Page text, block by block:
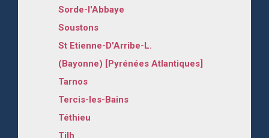
Sorde-l'Abbaye
Soustons
St Etienne-D'Arribe-L.
(Bayonne) [Pyrénées Atlantiques]
Tarnos
Tercis-les-Bains
Téthieu
Tilh